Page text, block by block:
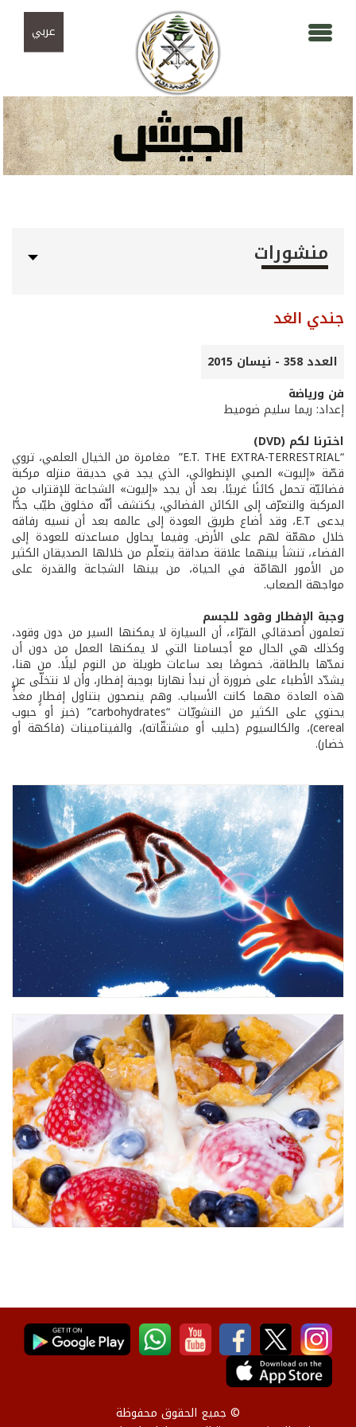
عربي
منشورات
جندي الغد
العدد 358 - نيسان 2015
فن ورياضة
إعداد: ريما سليم ضوميط
اخترنا لكم (DVD)
“E.T. THE EXTRA-TERRESTRIAL” مغامرة من الخيال العلمي، تروي
قصّة «إليوت» الصبي الإنطوائي، الذي يجد في حديقة منزله مركبة
فضائيّة تحمل كائنًا غريبًا. بعد أن يجد «إليوت» الشجاعة للإقتراب من
المركبة والتعرّف إلى الكائن الفضائي، يكتشف أنّه مخلوق طيّب جدًّا
يدعى E.T، وقد أضاع طريق العودة إلى عالمه بعد أن نسيه رفاقه
خلال مهمّة لهم على الأرض. وفيما يحاول مساعدته للعودة إلى
الفضاء، تنشأ بينهما علاقة صداقة يتعلّم من خلالها الصديقان الكثير
من الأمور الهامّة في الحياة، من بينها الشجاعة والقدرة على
مواجهة الصعاب.
وجبة الإفطار وقود للجسم
تعلمون أصدقائي القرّاء، أن السيارة لا يمكنها السير من دون وقود،
وكذلك هي الحال مع أجسامنا التي لا يمكنها العمل من دون أن
نمدّها بالطاقة، خصوصًا بعد ساعات طويلة من النوم ليلًا. من هنا،
يشدّد الأطباء على ضرورة أن نبدأ نهارنا بوجبة إفطار، وأن لا نتخلّى عن
هذه العادة مهما كانت الأسباب. وهم ينصحون بتناول إفطارٍ مغذٍّ
يحتوي على الكثير من النشويّات “carbohydrates” (خبز أو حبوب
cereal)، والكالسيوم (حليب أو مشتقّاته)، والفيتامينات (فاكهة أو
خضار).
© جميع الحقوق محفوظة